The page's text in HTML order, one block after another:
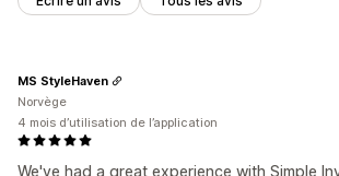
We've had a great experience with Simple
MS StyleHaven
Norvège
4 mois d’utilisation de l’application